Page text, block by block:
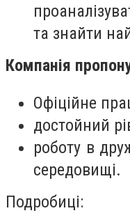
та знайти
Компанія
Офіційне
достойний
роботу в
середовищі.
Подробиці: